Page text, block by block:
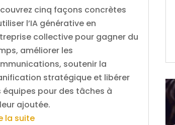
cinq façons concrètes
l’IA générative en
collective pour gagner du
améliorer les
soutenir la
stratégique et libérer
équipes pour des tâches à
ajoutée.
la suite